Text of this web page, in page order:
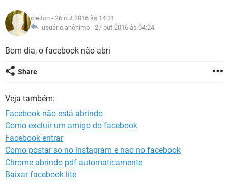
GUIA DE COMPRAS
INSTAGRAM
GUIA DE COMPRAS
CELULAR
OUTLOOK EXCEL
INSTAGRAM
JOGOS
CELULAR
OUTLOOK
INSTAGRAM
GLOSSÁRIO
JOGOS
INSTAGRAM
GUIA DE COMPRAS
cleiton - 26 out 2016 às 14:31
usuário anônimo - 27 out 2016 às 04:24
Bom dia, o facebook não abri
Share
Veja também:
Facebook não está abrindo
Como excluir um amigo do facebook
Facebook ́entrar
Como postar so no instagram e nao no facebook
Chrome abrindo pdf automaticamente
Baixar facebook lite